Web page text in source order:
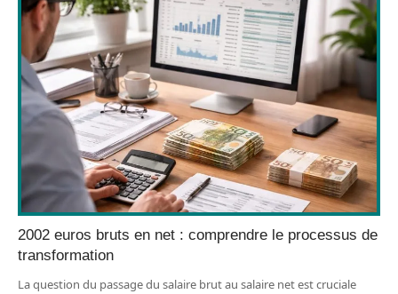
2002 euros bruts en net : comprendre le processus de
transformation
La question du passage du salaire brut au salaire net est cruciale